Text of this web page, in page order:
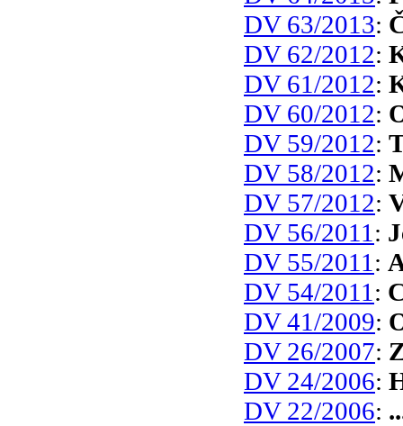
DV 63/2013:
DV 62/2012:
DV 61/2012:
DV 60/2012:
DV 59/2012:
DV 58/2012:
DV 57/2012:
DV 56/2011 :
DV 55/2011 :
DV 54/2011 :
DV 41/2009:
DV 26/2007:
DV 24/2006:
DV 22/2006: